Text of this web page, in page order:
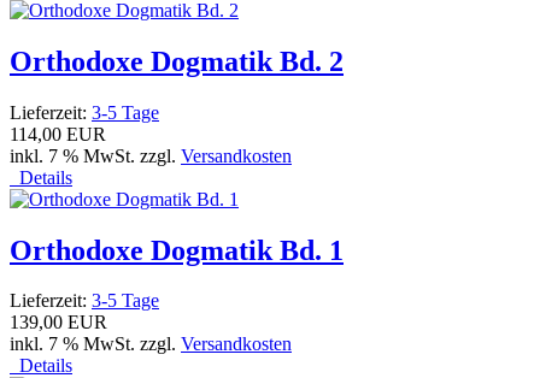
Orthodoxe Dogmatik Bd. 2
Lieferzeit: 3-5 Tage
114,00 EUR
inkl. 7 % MwSt. zzgl. Versandkosten
Details
Orthodoxe Dogmatik Bd. 1
Lieferzeit: 3-5 Tage
139,00 EUR
inkl. 7 % MwSt. zzgl. Versandkosten
Details